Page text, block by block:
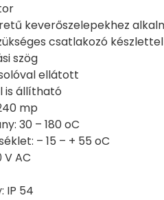
keverőszelepekhez
csatlakozó
szög
ellátott
is állítható
mp
30 – 180 oC
– 15 – + 55 oC
V AC
IP 54